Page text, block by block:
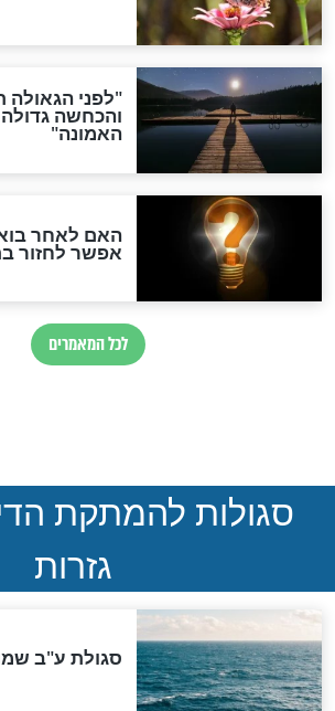
חדשות יהדות
הותר לפרסום:
נהרגו בדרום לבנון
ואיראן: בלי
סימני שאלה
הנדיר של
"מודה לקב"ה על